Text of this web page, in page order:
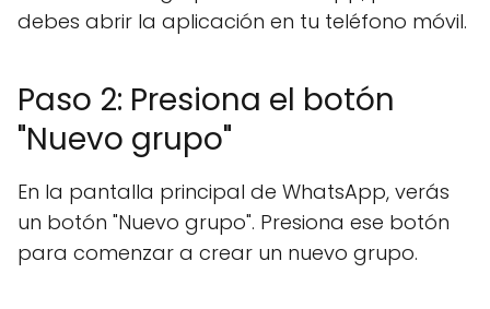
debes abrir la aplicación en tu teléfono móvil.
Paso 2: Presiona el botón
"Nuevo grupo"
En la pantalla principal de WhatsApp, verás
un botón "Nuevo grupo". Presiona ese botón
para comenzar a crear un nuevo grupo.